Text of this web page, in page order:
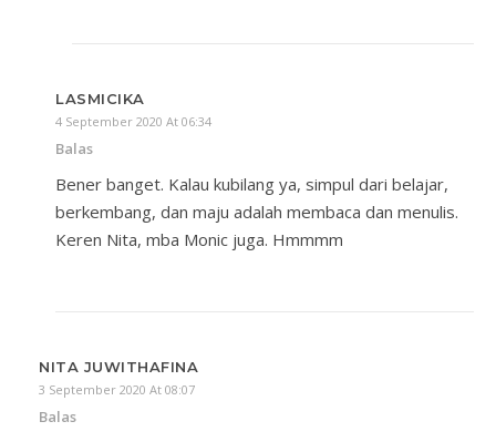
LASMICIKA
4 September 2020 At 06:34
Balas
Bener banget. Kalau kubilang ya, simpul dari belajar,
berkembang, dan maju adalah membaca dan menulis.
Keren Nita, mba Monic juga. Hmmmm
NITA JUWITHAFINA
3 September 2020 At 08:07
Balas